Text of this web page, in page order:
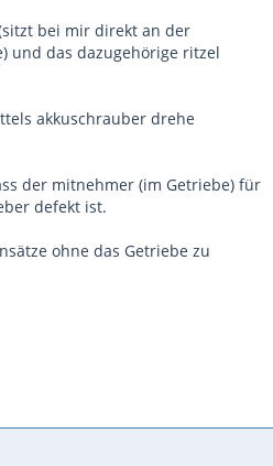
bei mir direkt an der
und das dazugehörige ritzel
akkuschrauber drehe
der mitnehmer (im Getriebe) für
defekt ist.
ohne das Getriebe zu